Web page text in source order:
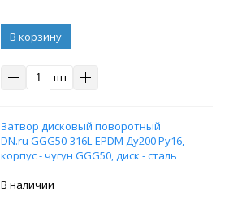
В корзину
шт
Затвор дисковый поворотный
DN.ru GGG50-316L-EPDM Ду200 Ру16,
корпус - чугун GGG50, диск - сталь
DN.ru SA-160 с возвратными
В наличии